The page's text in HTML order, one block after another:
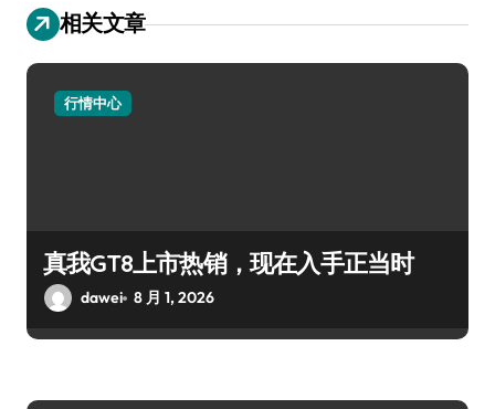
相关文章
行情中心
真我GT8上市热销，现在入手正当时
dawei 8 月 1, 2026